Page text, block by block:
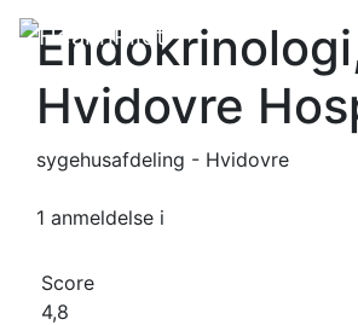
Hvidovre
sygehusafdeling - Hvidovre
1 anmeldelse i
Score
4,8